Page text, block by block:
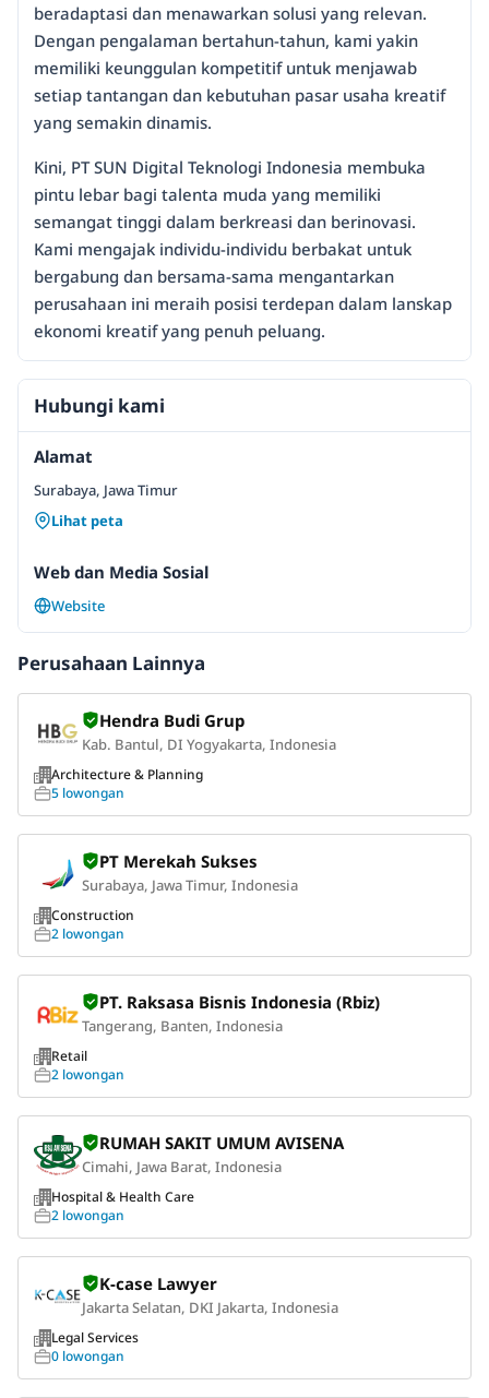
beradaptasi dan menawarkan solusi yang relevan.
Dengan pengalaman bertahun-tahun, kami yakin
memiliki keunggulan kompetitif untuk menjawab
setiap tantangan dan kebutuhan pasar usaha kreatif
yang semakin dinamis.
Kini, PT SUN Digital Teknologi Indonesia membuka
pintu lebar bagi talenta muda yang memiliki
semangat tinggi dalam berkreasi dan berinovasi.
Kami mengajak individu-individu berbakat untuk
bergabung dan bersama-sama mengantarkan
perusahaan ini meraih posisi terdepan dalam lanskap
ekonomi kreatif yang penuh peluang.
Hubungi kami
Alamat
Surabaya, Jawa Timur
Lihat peta
Web dan Media Sosial
Website
Perusahaan Lainnya
Hendra Budi Grup
Kab. Bantul, DI Yogyakarta, Indonesia
Architecture & Planning
5 lowongan
PT Merekah Sukses
Surabaya, Jawa Timur, Indonesia
Construction
2 lowongan
PT. Raksasa Bisnis Indonesia (Rbiz)
Tangerang, Banten, Indonesia
Retail
2 lowongan
RUMAH SAKIT UMUM AVISENA
Cimahi, Jawa Barat, Indonesia
Hospital & Health Care
2 lowongan
K-case Lawyer
Jakarta Selatan, DKI Jakarta, Indonesia
Legal Services
0 lowongan